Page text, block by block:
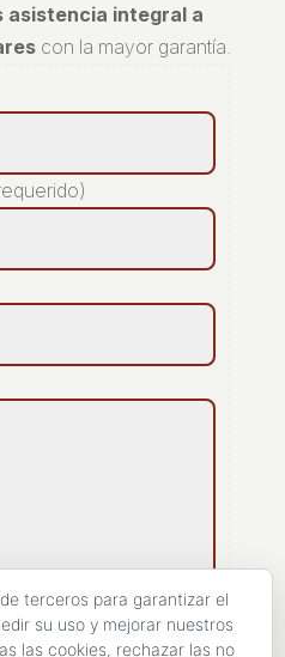
asistencia integral a
con la mayor garantía.
terceros para garantizar el
su uso y mejorar nuestros
las cookies, rechazar las no